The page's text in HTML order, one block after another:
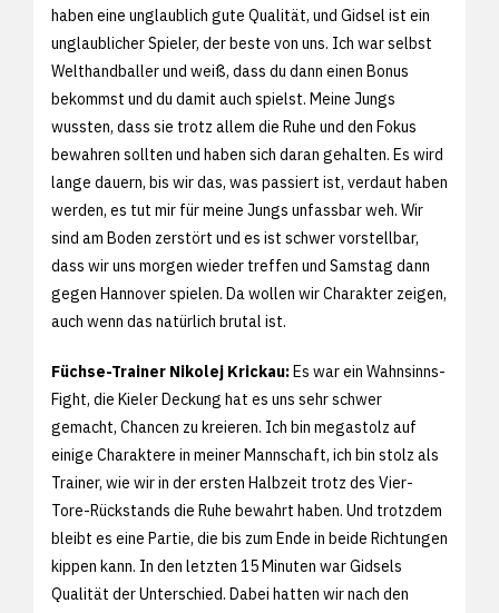
haben eine unglaublich gute Qualität, und Gidsel ist ein
unglaublicher Spieler, der beste von uns. Ich war selbst
Welthandballer und weiß, dass du dann einen Bonus
bekommst und du damit auch spielst. Meine Jungs
wussten, dass sie trotz allem die Ruhe und den Fokus
bewahren sollten und haben sich daran gehalten. Es wird
lange dauern, bis wir das, was passiert ist, verdaut haben
werden, es tut mir für meine Jungs unfassbar weh. Wir
sind am Boden zerstört und es ist schwer vorstellbar,
dass wir uns morgen wieder treffen und Samstag dann
gegen Hannover spielen. Da wollen wir Charakter zeigen,
auch wenn das natürlich brutal ist.
Füchse-Trainer Nikolej Krickau:Es war ein Wahnsinns-
Fight, die Kieler Deckung hat es uns sehr schwer
gemacht, Chancen zu kreieren. Ich bin megastolz auf
einige Charaktere in meiner Mannschaft, ich bin stolz als
Trainer, wie wir in der ersten Halbzeit trotz des Vier-
Tore-Rückstands die Ruhe bewahrt haben. Und trotzdem
bleibt es eine Partie, die bis zum Ende in beide Richtungen
kippen kann. In den letzten 15 Minuten war Gidsels
Qualität der Unterschied. Dabei hatten wir nach den